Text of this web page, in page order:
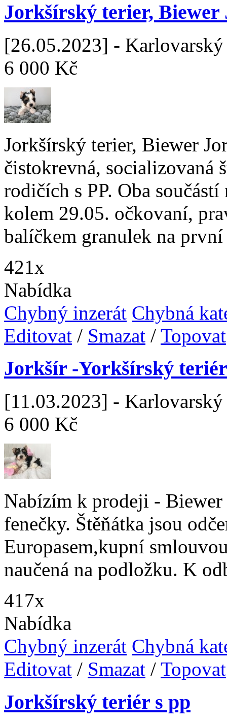
Jorkšírský terier,
[26.05.2023] -
6 000 Kč
Jorkšírský terier, Biewer
čistokrevná, socializovaná
rodičích s PP. Oba
kolem 29.05. očkovaní,
balíčkem granulek na první
421x
Nabídka
Chybný inzerát Chybná
Editovat / Smazat / Topovat
Jorkšír -Yorkšírský
[11.03.2023] -
6 000 Kč
Nabízím k prodeji - Biewer
fenečky. Štěňátka jsou
Europasem,kupní
naučená na podložku. K
417x
Nabídka
Chybný inzerát Chybná
Editovat / Smazat / Topovat
Jorkšírský teriér s pp